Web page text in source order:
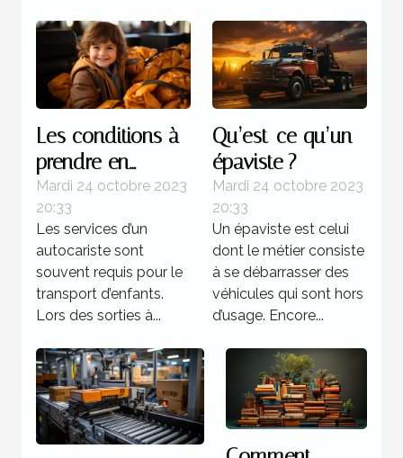
Les conditions à
prendre en
compte lors d’un
transport
d’enfants
Mardi 24 octobre 2023
20:33
Les services d’un
autocariste sont
souvent requis pour le
transport d’enfants.
Lors des sorties à...
Qu’est-ce qu’un
épaviste ?
Mardi 24 octobre 2023
20:33
Un épaviste est celui
dont le métier consiste
à se débarrasser des
véhicules qui sont hors
d’usage. Encore...